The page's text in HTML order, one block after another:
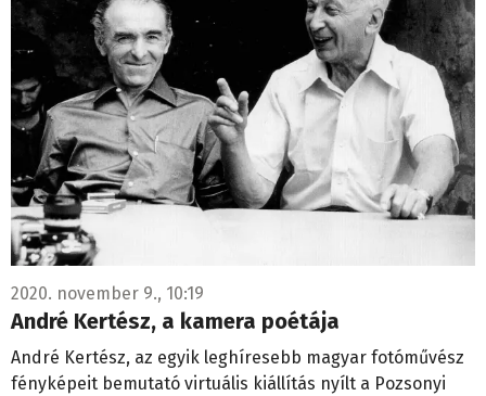
2020. november 9., 10:19
André Kertész, a kamera poétája
André Kertész, az egyik leghíresebb magyar fotóművész
fényképeit bemutató virtuális kiállítás nyílt a Pozsonyi